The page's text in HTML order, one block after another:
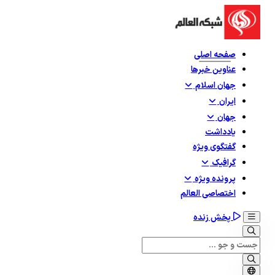
صفحه اصلی
عناوین خبرها
جهان اسلام
ایران
جهان
یادداشت
گفتگوی ویژه
گرافيک
پرونده ویژه
اختصاصی العالم
پخش زنده